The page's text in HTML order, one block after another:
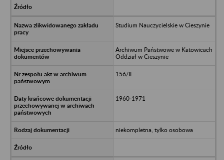
Studium Nauczycielskie w Cieszynie
Archiwum Państwowe w Katowicach
Oddział w Cieszynie
156/II
1960-1971
niekompletna, tylko osobowa